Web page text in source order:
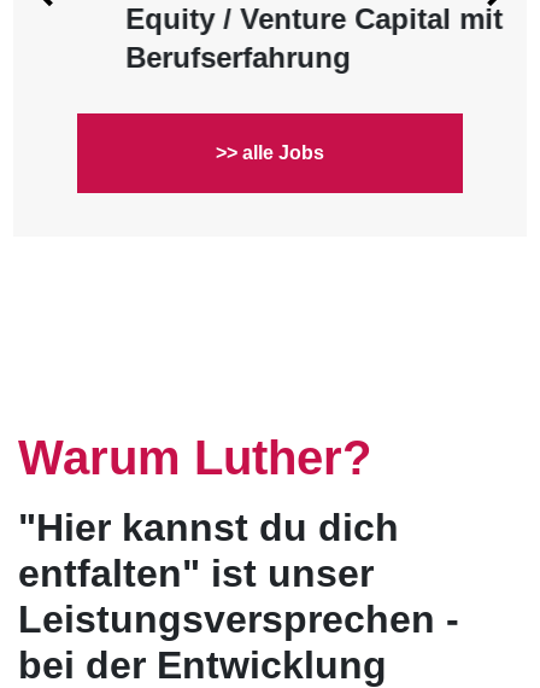
Equity / Venture Capital mit
Berufserfahrung
>> alle Jobs
Warum Luther?
"Hier kannst du dich
entfalten" ist unser
Leistungsversprechen -
bei der Entwicklung